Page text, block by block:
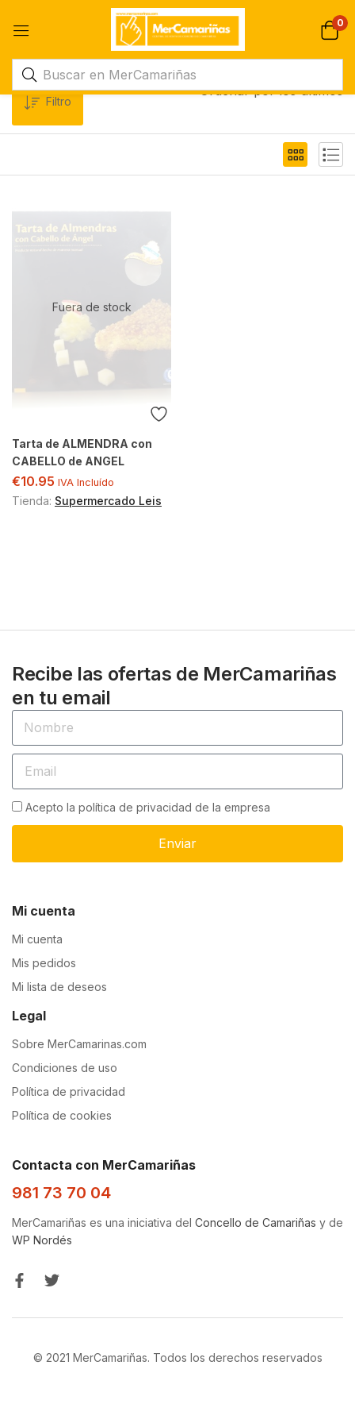
0
Filtro
Ordenar por los últimos
Fuera de stock
Tarta de ALMENDRA con
CABELLO de ANGEL
€10.95 IVA Incluído
Tienda: Supermercado Leis
Recibe las ofertas de MerCamariñas
en tu email
Acepto la política de privacidad de la empresa
Enviar
Mi cuenta
Mi cuenta
Mis pedidos
Mi lista de deseos
Legal
Sobre MerCamarinas.com
Condiciones de uso
Política de privacidad
Política de cookies
Contacta con MerCamariñas
981 73 70 04
MerCamariñas es una iniciativa del Concello de Camariñas y de
WP Nordés
© 2021 MerCamariñas. Todos los derechos reservados